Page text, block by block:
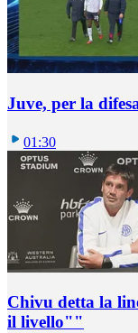
Juve, per la
01:30
Chivu detta la
il livello""